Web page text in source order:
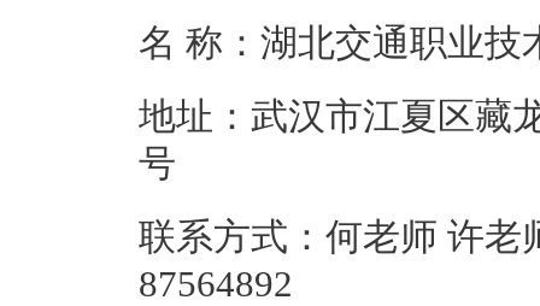
名 称：湖北交通
地址：武汉市江夏区藏
号
联系方式：何老师 许老
87564892